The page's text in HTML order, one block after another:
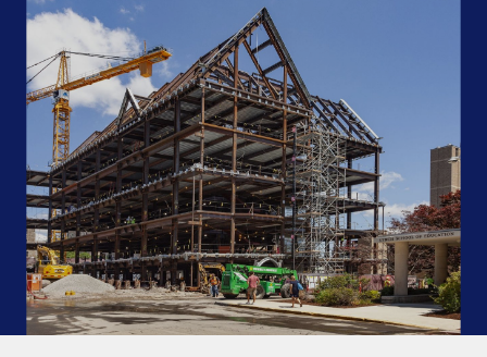
Choisir Canatal
Les avantages de l’ingéniosité
Certifications
Engagement et valeurs